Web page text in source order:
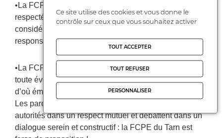
•La FCPE du Tarn demande que les parents soient
respectés, consultés et entendus, qu’ils soient
considérés réellement comme des co-éducateurs
responsables de la communauté éducative.
•La FCPE du Tarn est une association progressiste :
toute évolution se fait à partir de l’analyse de l’existant
d’où émergent satisfactions et possibles améliorations.
Les parents instaurent une coopération avec les
autorités dans un respect mutuel et débattent dans un
dialogue serein et constructif : la FCPE du Tarn est
Ce site utilise des cookies et vous donne le
contrôle sur ceux que vous souhaitez activer
TOUT ACCEPTER
TOUT REFUSER
PERSONNALISER